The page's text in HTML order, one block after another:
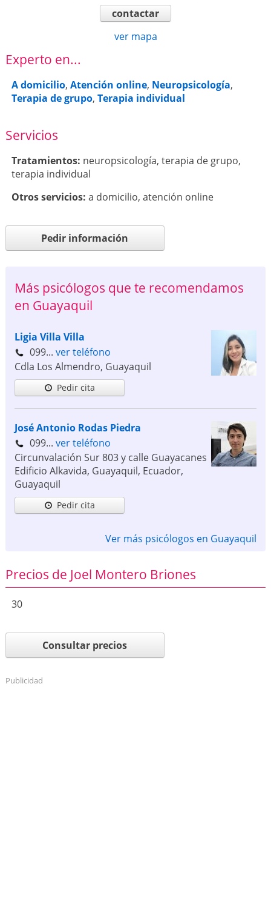
contactar
ver mapa
Experto en...
A domicilio, Atención online, Neuropsicología,
Terapia de grupo, Terapia individual
Servicios
Tratamientos: neuropsicología, terapia de grupo,
terapia individual
Otros servicios: a domicilio, atención online
Pedir información
Más psicólogos que te recomendamos
en Guayaquil
Ligia Villa Villa
099... ver teléfono
Cdla Los Almendro, Guayaquil
Pedir cita
José Antonio Rodas Piedra
099... ver teléfono
Circunvalación Sur 803 y calle Guayacanes
Edificio Alkavida, Guayaquil, Ecuador,
Guayaquil
Pedir cita
Ver más psicólogos en Guayaquil
Precios de Joel Montero Briones
30
Consultar precios
Publicidad